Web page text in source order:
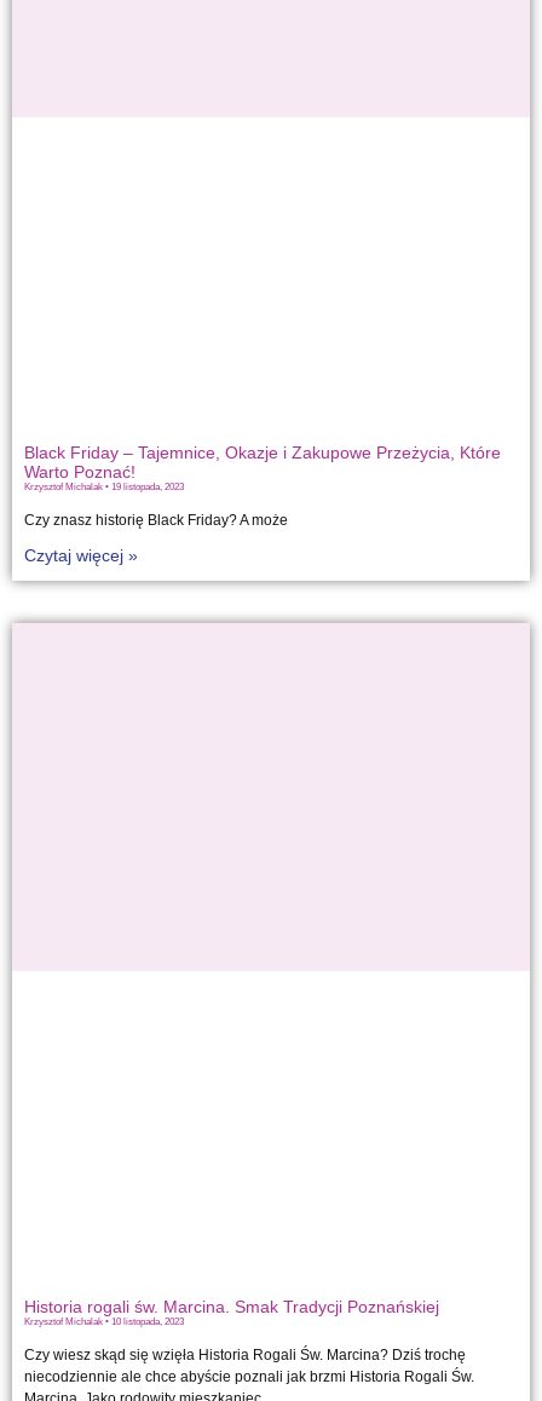
Black Friday – Tajemnice, Okazje i Zakupowe Przeżycia, Które
Warto Poznać!
Krzysztof Michalak 19 listopada, 2023
Czy znasz historię Black Friday? A może
Czytaj więcej »
Historia rogali św. Marcina. Smak Tradycji Poznańskiej
Krzysztof Michalak 10 listopada, 2023
Czy wiesz skąd się wzięła Historia Rogali Św. Marcina? Dziś trochę
niecodziennie ale chce abyście poznali jak brzmi Historia Rogali Św.